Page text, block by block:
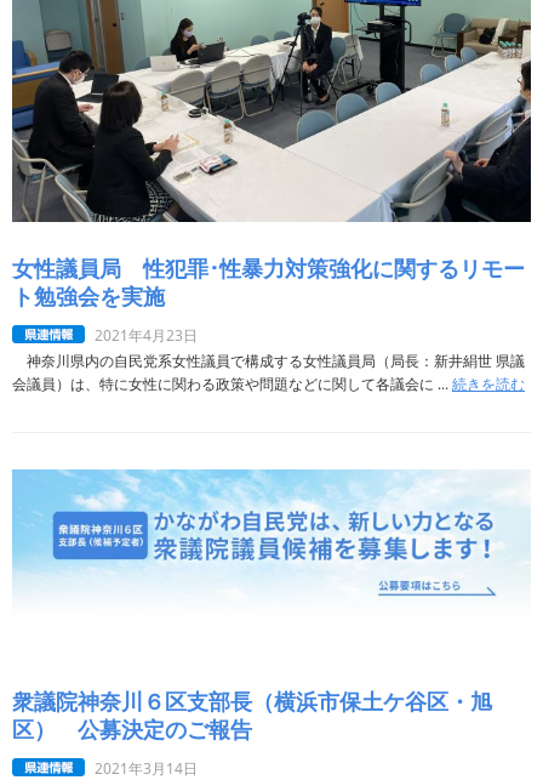
女性議員局 性犯罪･性暴力対策強化に関するリモー
ト勉強会を実施
2021年4月23日
神奈川県内の自民党系女性議員で構成する女性議員局（局長：新井絹世 県議
会議員）は、特に女性に関わる政策や問題などに関して各議会に ...続きを読む
衆議院神奈川６区支部長（横浜市保土ケ谷区・旭
区） 公募決定のご報告
2021年3月14日